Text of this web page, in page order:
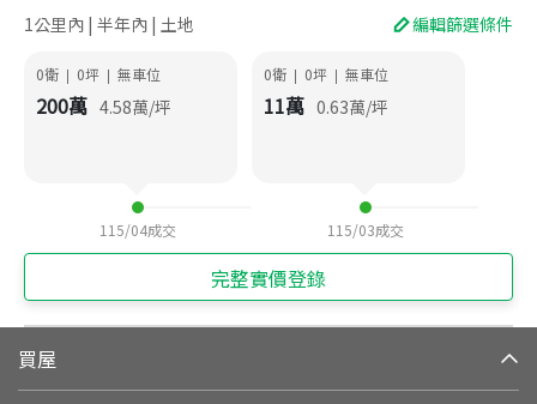
1公里內 | 半年內 | 土地 編輯篩選條件
0衛 | 0坪 | 無車位
200萬 4.58萬/坪
115/04成交
0衛 | 0坪 | 無車位
11萬 0.63萬/坪
115/03成交
完整實價登錄
買屋